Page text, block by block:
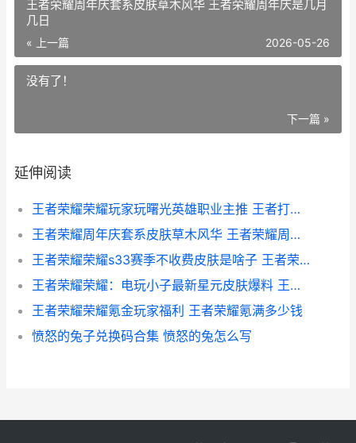
王者荣耀周年庆套系皮肤草木风华 王者荣耀周年庆是几月
几日
« 上一篇 2026-05-26
没有了！
下一篇 »
延伸阅读
王者荣耀荣耀玩家玩曙光英雄职业主推 王者打荣耀
王者荣耀周年庆套系皮肤草木风华 王者荣耀周年庆是几月几日
王者荣耀荣耀s33赛季不收费皮肤是啥子 王者荣耀荣耀水晶可以送人吗_1
王者荣耀荣耀：电玩小子最新星元皮肤爆料 王者荣耀荣耀之章命运篇
王者荣耀荣耀氪金玩家福利 王者荣耀氪满多少钱
愤怒的兔子兑换码合集 愤怒的兔怎么写